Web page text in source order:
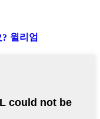
윌리엄